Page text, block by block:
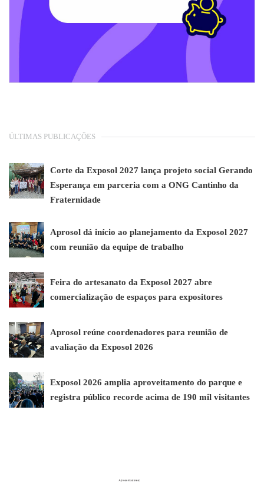
ÚLTIMAS PUBLICAÇÕES
Corte da Exposol 2027 lança projeto social Gerando
Esperança em parceria com a ONG Cantinho da
Fraternidade
Aprosol dá início ao planejamento da Exposol 2027
com reunião da equipe de trabalho
Feira do artesanato da Exposol 2027 abre
comercialização de espaços para expositores
Aprosol reúne coordenadores para reunião de
avaliação da Exposol 2026
Exposol 2026 amplia aproveitamento do parque e
registra público recorde acima de 190 mil visitantes